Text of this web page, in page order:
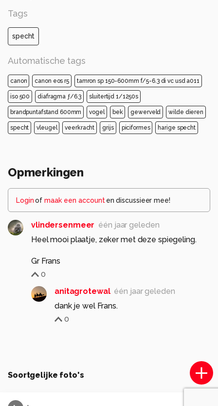
Tags
specht
Automatische tags
canon canon eos r5 tamron sp 150-600mm f/5-6.3 di vc usd a011
iso 500 diafragma ƒ/6.3 sluitertijd 1/1250s
brandpuntafstand 600mm vogel bek gewerveld wilde dieren
specht vleugel veerkracht grijs piciformes harige specht
Opmerkingen
Loginof maak een account en discussieer mee!
vlindersenmeer één jaar geleden
Heel mooi plaatje, zeker met deze spiegeling.
Gr Frans
0
anitagrotewal één jaar geleden
dank je wel Frans.
0
Soortgelijke foto's